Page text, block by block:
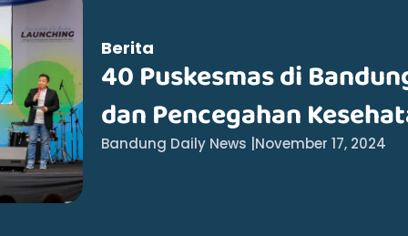
Berita
40 Puskesmas di
dan Pencegahan
Bandung Daily News | November 17, 2024